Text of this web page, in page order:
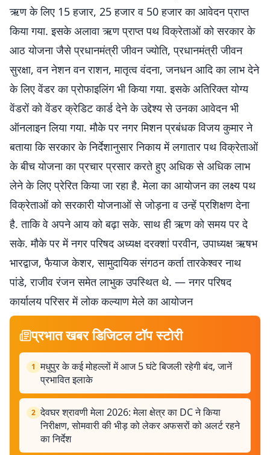
ऋण के लिए 15 हजार, 25 हजार व 50 हजार का आवेदन प्राप्त
किया गया. इसके अलावा ऋण प्राप्त पथ विक्रेताओं को सरकार के
आठ योजना जैसे प्रधानमंत्री जीवन ज्योति, प्रधानमंत्री जीवन
सुरक्षा, वन नेशन वन राशन, मातृत्व वंदना, जनधन आदि का लाभ देने
के लिए वेंडर का प्रोफाइलिंग भी किया गया. इसके अतिरिक्त योग्य
वेंडरों को वेंडर क्रेडिट कार्ड देने के उद्देश्य से उनका आवेदन भी
ऑनलाइन लिया गया. मौके पर नगर मिशन प्रबंधक विजय कुमार ने
बताया कि सरकार के निर्देशानुसार निकाय में लगातार पथ विक्रेताओं
के बीच योजना का प्रचार प्रसार करते हुए अधिक से अधिक लाभ
लेने के लिए प्रेरित किया जा रहा है. मेला का आयोजन का लक्ष्य पथ
विक्रेताओं को सरकारी योजनाओं से जोड़ना व उन्हें प्रशिक्षण देना
है. ताकि वे अपने आय को बढ़ा सके. साथ ही ऋण को समय पर दे
सके. मौके पर में नगर परिषद अध्यक्ष दरक्शां परवीन, उपाध्यक्ष ऋषभ
भारद्वाज, फैयाज केशर, सामुदायिक संगठन कर्ता तारकेश्वर नाथ
पांडे, राजीव रंजन समेत लाभुक उपस्थित थे. — नगर परिषद
कार्यालय परिसर में लोक कल्याण मेले का आयोजन
प्रभात खबर डिजिटल टॉप स्टोरी
1 मधुपुर के कई मोहल्लों में आज 5 घंटे बिजली रहेगी बंद, जानें
प्रभावित इलाके
2 देवघर श्रावणी मेला 2026: मेला क्षेत्र का DC ने किया
निरीक्षण, सोमवारी की भीड़ को लेकर अफसरों को अलर्ट रहने
का निर्देश